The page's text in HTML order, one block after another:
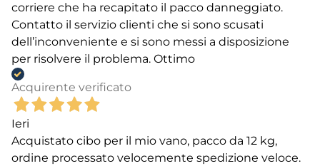
corriere che ha recapitato il pacco danneggiato.
Contatto il servizio clienti che si sono scusati
dell’inconveniente e si sono messi a disposizione
per risolvere il problema. Ottimo
Acquirente verificato
Ieri
Acquistato cibo per il mio vano, pacco da 12 kg,
ordine processato velocemente spedizione veloce.